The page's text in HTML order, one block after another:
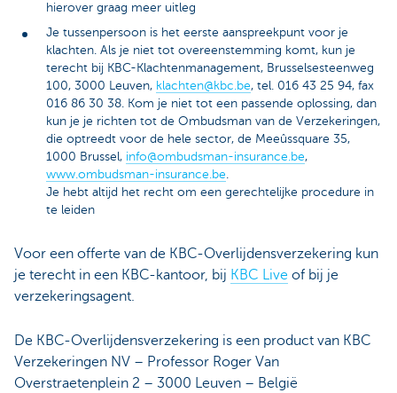
hierover graag meer uitleg
Je tussenpersoon is het eerste aanspreekpunt voor je
klachten. Als je niet tot overeenstemming komt, kun je
terecht bij KBC-Klachtenmanagement, Brusselsesteenweg
100, 3000 Leuven, klachten@kbc.be, tel. 016 43 25 94, fax
016 86 30 38. Kom je niet tot een passende oplossing, dan
kun je je richten tot de Ombudsman van de Verzekeringen,
die optreedt voor de hele sector, de Meeûssquare 35,
1000 Brussel, info@ombudsman-insurance.be,
www.ombudsman-insurance.be.
Je hebt altijd het recht om een gerechtelijke procedure in
te leiden
Voor een offerte van de KBC-Overlijdensverzekering kun
je terecht in een KBC-kantoor, bij KBC Live of bij je
verzekeringsagent.
De KBC-Overlijdensverzekering is een product van KBC
Verzekeringen NV – Professor Roger Van
Overstraetenplein 2 – 3000 Leuven – België